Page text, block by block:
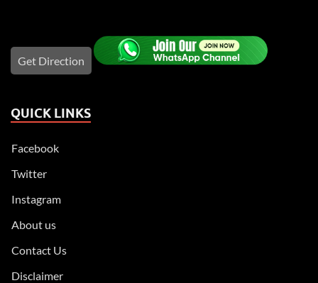
Get Direction
QUICK LINKS
Facebook
Twitter
Instagram
About us
Contact Us
Disclaimer